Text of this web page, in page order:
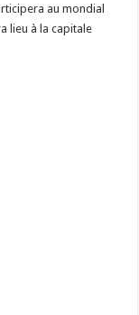
au mondial
lieu à la capitale